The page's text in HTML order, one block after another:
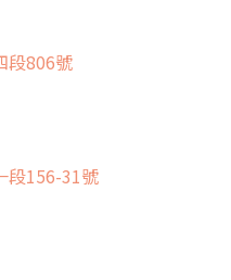
段806號
段156-31號